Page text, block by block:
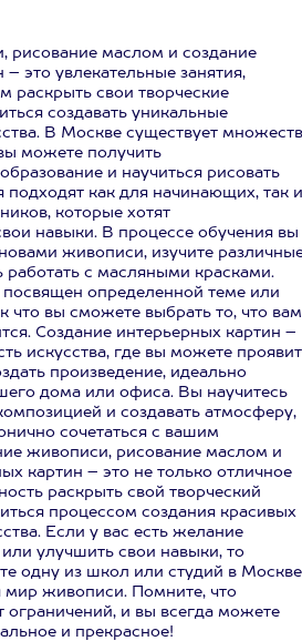
рисование маслом и создание
– это увлекательные занятия,
раскрыть свои творческие
создавать уникальные
В Москве существует
можете получить
и научиться рисовать
подходят как для начинающих, так и
которые хотят
навыки. В процессе обучения вы
живописи, изучите
работать с масляными красками.
определенной теме или
что вы сможете выбрать то, что вам
Создание интерьерных картин –
искусства, где вы можете
произведение, идеально
дома или офиса. Вы научитесь
и создавать атмосферу,
сочетаться с вашим
живописи, рисование маслом и
картин – это не только отличное
раскрыть свой творческий
процессом создания красивых
Если у вас есть желание
или улучшить свои навыки, то
одну из школ или студий в Москве
мир живописи. Помните, что
ограничений, и вы всегда можете
и прекрасное!